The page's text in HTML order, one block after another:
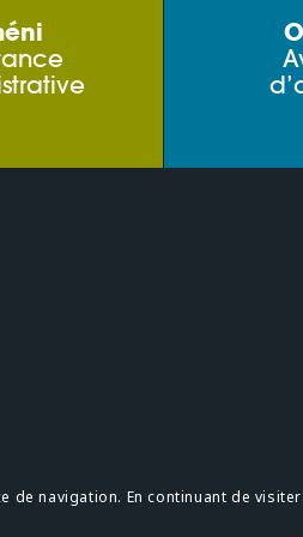
navigation. En continuant de